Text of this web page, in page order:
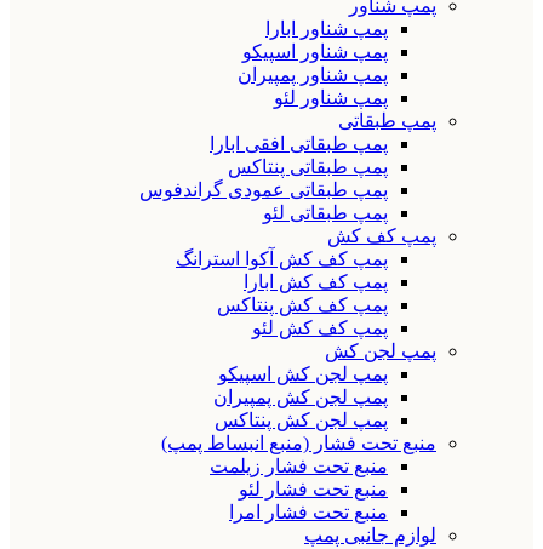
پمپ شناور
پمپ شناور ابارا
پمپ شناور اسپیکو
پمپ شناور پمپیران
پمپ شناور لئو
پمپ طبقاتی
پمپ طبقاتی افقی ابارا
پمپ طبقاتی پنتاکس
پمپ طبقاتی عمودی گراندفوس
پمپ طبقاتی لئو
پمپ کف کش
پمپ کف کش آکوا استرانگ
پمپ کف کش ابارا
پمپ کف کش پنتاکس
پمپ کف کش لئو
پمپ لجن کش
پمپ لجن کش اسپیکو
پمپ لجن کش پمپیران
پمپ لجن کش پنتاکس
منبع تحت فشار (منبع انبساط پمپ)
منبع تحت فشار زیلمت
منبع تحت فشار لئو
منبع تحت فشار امرا
لوازم جانبی پمپ